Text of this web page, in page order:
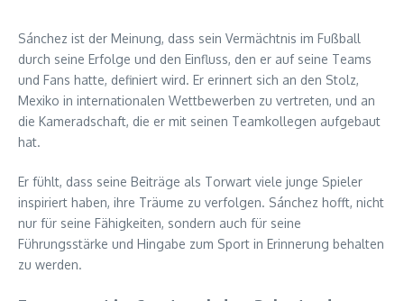
Sánchez ist der Meinung, dass sein Vermächtnis im Fußball
durch seine Erfolge und den Einfluss, den er auf seine Teams
und Fans hatte, definiert wird. Er erinnert sich an den Stolz,
Mexiko in internationalen Wettbewerben zu vertreten, und an
die Kameradschaft, die er mit seinen Teamkollegen aufgebaut
hat.
Er fühlt, dass seine Beiträge als Torwart viele junge Spieler
inspiriert haben, ihre Träume zu verfolgen. Sánchez hofft, nicht
nur für seine Fähigkeiten, sondern auch für seine
Führungsstärke und Hingabe zum Sport in Erinnerung behalten
zu werden.